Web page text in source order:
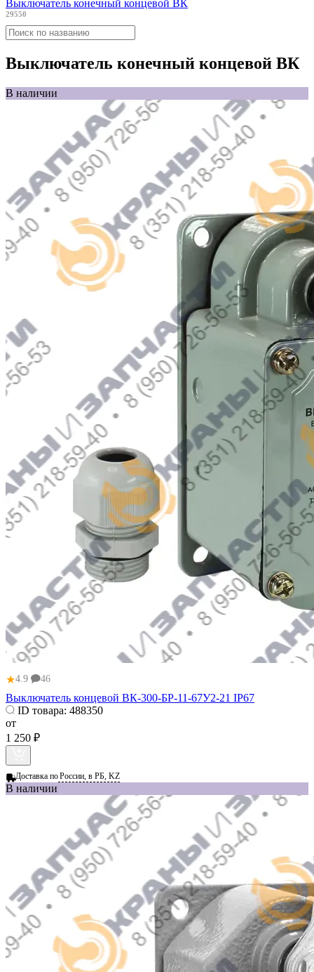
Выключатель конечный концевой ВК
29550
Выключатель конечный концевой ВК
В наличии
★4.9 46
Выключатель концевой ВК-300-БР-11-67У2-21 IP67
ID товара: 488350
от
1 250 ₽
Доставка поРоссии, в РБ, KZ
В наличии